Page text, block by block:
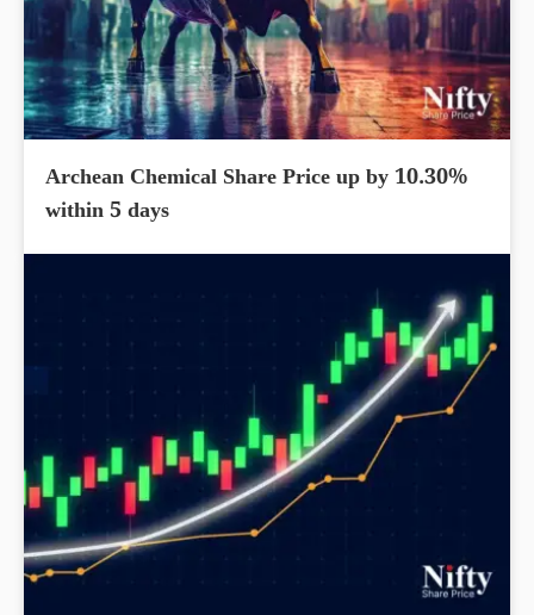
Archean Chemical Share Price up by 10.30%
within 5 days